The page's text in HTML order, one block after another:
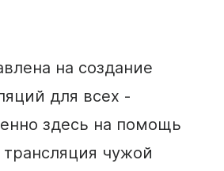
на создание
для всех -
здесь на помощь
чужой